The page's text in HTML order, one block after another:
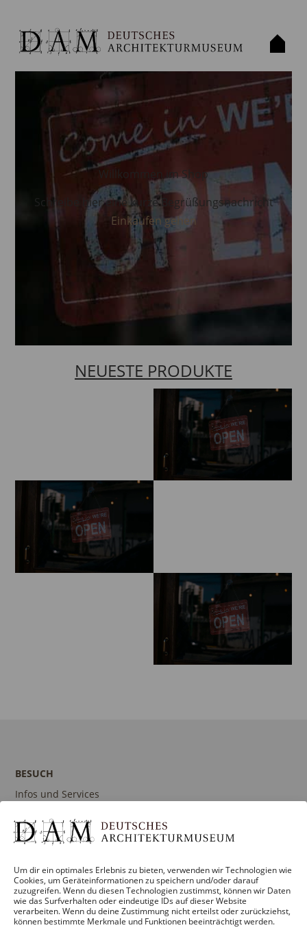
Um dir ein optimales Erlebnis zu bieten, verwenden wir Technologien wie
Cookies, um Geräteinformationen zu speichern und/oder darauf
zuzugreifen. Wenn du diesen Technologien zustimmst, können wir Daten
wie das Surfverhalten oder eindeutige IDs auf dieser Website
verarbeiten. Wenn du deine Zustimmung nicht erteilst oder zurückziehst,
können bestimmte Merkmale und Funktionen beeinträchtigt werden.
Willkommen im Shop
Schreibe hier eine kurze Begrüßungsnachricht
Einkaufen gehen
NEUESTE PRODUKTE
BESUCH
Infos und Services
Museumsshop
PROGRAMM